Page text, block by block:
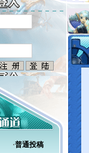
·普通投稿